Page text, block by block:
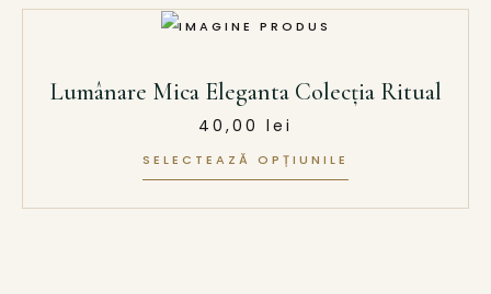
Lumânare Mica Eleganta Colecția Ritual
40,00 lei
SELECTEAZĂ OPȚIUNILE